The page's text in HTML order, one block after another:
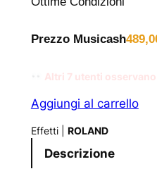
Prezzo Musicash
Altri 7 utenti osservano
Aggiungi al carrello
Effetti| ROLAND
Descrizione